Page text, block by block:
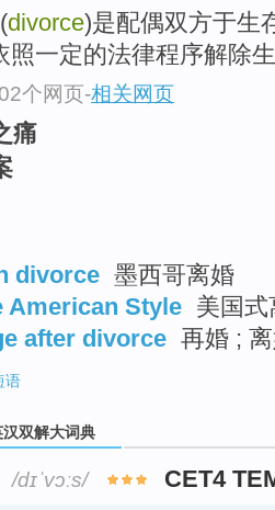
(divorce)是配偶双方于生
照一定的法律程序解除
个网页-相关网页
痛
divorce 墨西哥离婚
American Style 美国式
after divorce 再婚 ;
语
双解大词典
/dɪˈvɔːs/ CET4